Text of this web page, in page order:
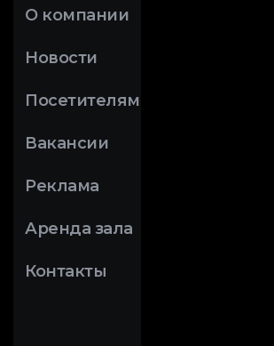
О компании
Новости
Посетителям
Вакансии
Реклама
Аренда зала
Контакты